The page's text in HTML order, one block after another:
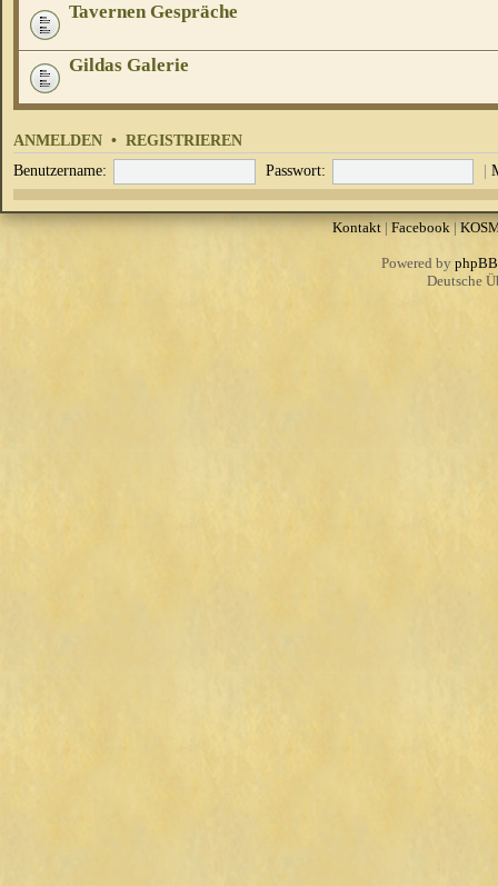
Tavernen Gespräche
Gildas Galerie
ANMELDEN • REGISTRIEREN
Benutzername: Passwort: |
Kontakt| Facebook|
Powered by phpBB
Deutsche